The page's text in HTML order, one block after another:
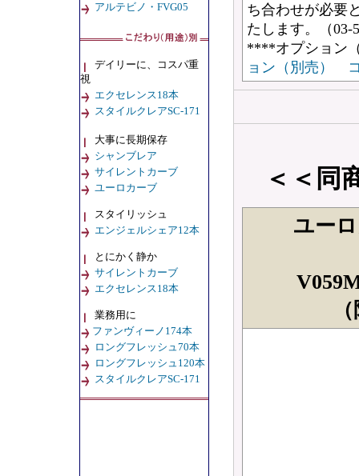
アルテビノ・FVG05
デイリーに、コスパ重
視
エクセレンス18本
スタイルクレアSC-171
大事に長期保存
シャンブレア
サイレントカーブ
ユーロカーブ
スタイリッシュ
エンジェルシェア12本
とにかく静か
サイレントカーブ
エクセレンス18本
業務用に
ファンヴィーノ174本
ロングフレッシュ70本
ロングフレッシュ120本
スタイルクレアSC-171
ち合わせが必要
たします。（03-
****オプション
ョン（別売）
＜＜同
ユー